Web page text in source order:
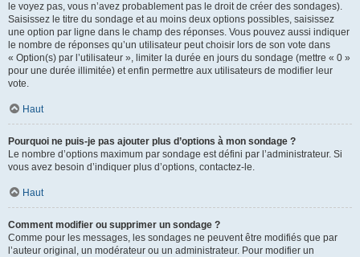
le voyez pas, vous n’avez probablement pas le droit de créer des sondages).
Saisissez le titre du sondage et au moins deux options possibles, saisissez
une option par ligne dans le champ des réponses. Vous pouvez aussi indiquer
le nombre de réponses qu’un utilisateur peut choisir lors de son vote dans
« Option(s) par l’utilisateur », limiter la durée en jours du sondage (mettre « 0 »
pour une durée illimitée) et enfin permettre aux utilisateurs de modifier leur
vote.
Haut
Pourquoi ne puis-je pas ajouter plus d’options à mon sondage ?
Le nombre d’options maximum par sondage est défini par l’administrateur. Si
vous avez besoin d’indiquer plus d’options, contactez-le.
Haut
Comment modifier ou supprimer un sondage ?
Comme pour les messages, les sondages ne peuvent être modifiés que par
l’auteur original, un modérateur ou un administrateur. Pour modifier un